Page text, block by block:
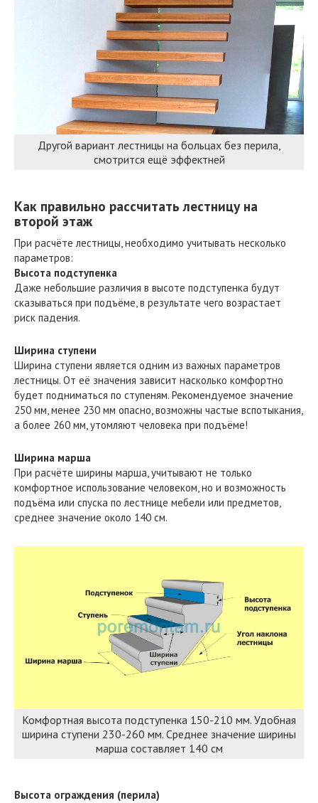
Другой вариант лестницы на больцах без перила,
смотрится ещё эффектней
Как правильно рассчитать лестницу на
второй этаж
При расчёте лестницы, необходимо учитывать несколько
параметров:
Высота подступенка
Даже небольшие различия в высоте подступенка будут
сказываться при подъёме, в результате чего возрастает
риск падения.
Ширина ступени
Ширина ступени является одним из важных параметров
лестницы. От её значения зависит насколько комфортно
будет подниматься по ступеням. Рекомендуемое значение
250 мм, менее 230 мм опасно, возможны частые вспотыкания,
а более 260 мм, утомляют человека при подъёме!
Ширина марша
При расчёте ширины марша, учитывают не только
комфортное использование человеком, но и возможность
подъёма или спуска по лестнице мебели или предметов,
среднее значение около 140 см.
Комфортная высота подступенка 150-210 мм. Удобная
ширина ступени 230-260 мм. Среднее значение ширины
марша составляет 140 см
Высота ограждения (перила)